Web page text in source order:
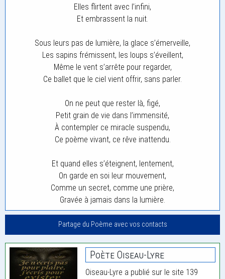
Elles flirtent avec l’infini,
Et embrassent la nuit.
Sous leurs pas de lumière, la glace s’émerveille,
Les sapins frémissent, les loups s’éveillent,
Même le vent s’arrête pour regarder,
Ce ballet que le ciel vient offrir, sans parler.
On ne peut que rester là, figé,
Petit grain de vie dans l’immensité,
À contempler ce miracle suspendu,
Ce poème vivant, ce rêve inattendu.
Et quand elles s’éteignent, lentement,
On garde en soi leur mouvement,
Comme un secret, comme une prière,
Gravée à jamais dans la lumière.
Partage du Poème avec vos contacts
Poète Oiseau-Lyre
Oiseau-Lyre a publié sur le site 139